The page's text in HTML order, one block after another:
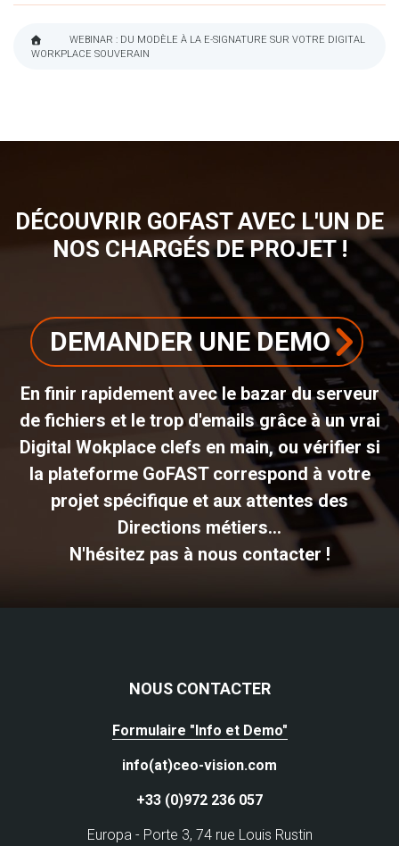
FIL
WEBINAR : DU MODÈLE À LA E-SIGNATURE SUR VOTRE DIGITAL
WORKPLACE SOUVERAIN
DÉCOUVRIR GOFAST AVEC L'UN DE
NOS CHARGÉS DE PROJET !
DEMANDER UNE DEMO
En finir rapidement avec le bazar du serveur
de fichiers et le trop d'emails grâce à un vrai
Digital Wokplace clefs en main, ou vérifier si
la plateforme GoFAST correspond à votre
projet spécifique et aux attentes des
Directions métiers...
N'hésitez pas à nous contacter !
NOUS CONTACTER
Formulaire "Info et Demo"
info(at)ceo-vision.com
+33 (0)972 236 057
Europa - Porte 3, 74 rue Louis Rustin